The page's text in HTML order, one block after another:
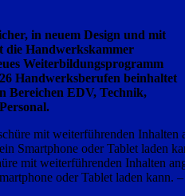
in neuem Design und mit
die Handwerkskammer
Weiterbildungsprogramm
Handwerksberufen beinhaltet
Bereichen EDV, Technik,
mit weiterführenden Inhalten
oder Tablet laden kann.